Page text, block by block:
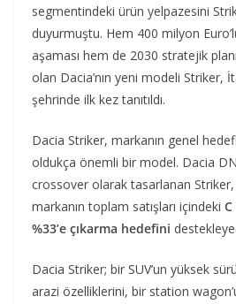
segmentindeki ürün yelpazesini
duyurmuştu. Hem 400 milyon
aşaması hem de 2030 stratejik
olan Dacia’nın yeni modeli Striker,
şehrinde ilk kez tanıtıldı.
Dacia Striker, markanın genel
oldukça önemli bir model. Dacia
crossover olarak tasarlanan Striker,
markanın toplam satışları içindeki
%33’e çıkarma hedefini
Dacia Striker; bir SUV’un yüksek
arazi özelliklerini, bir station